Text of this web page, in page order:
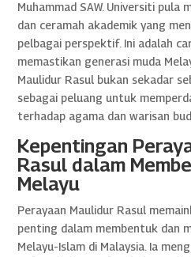
Muhammad SAW. Universiti pula
dan ceramah akademik yang
pelbagai perspektif. Ini adalah
memastikan generasi muda
Maulidur Rasul bukan sekadar
sebagai peluang untuk
terhadap agama dan warisan
Kepentingan
Rasul dalam
Melayu
Perayaan Maulidur Rasul
penting dalam membentuk dan
Melayu-Islam di Malaysia. Ia